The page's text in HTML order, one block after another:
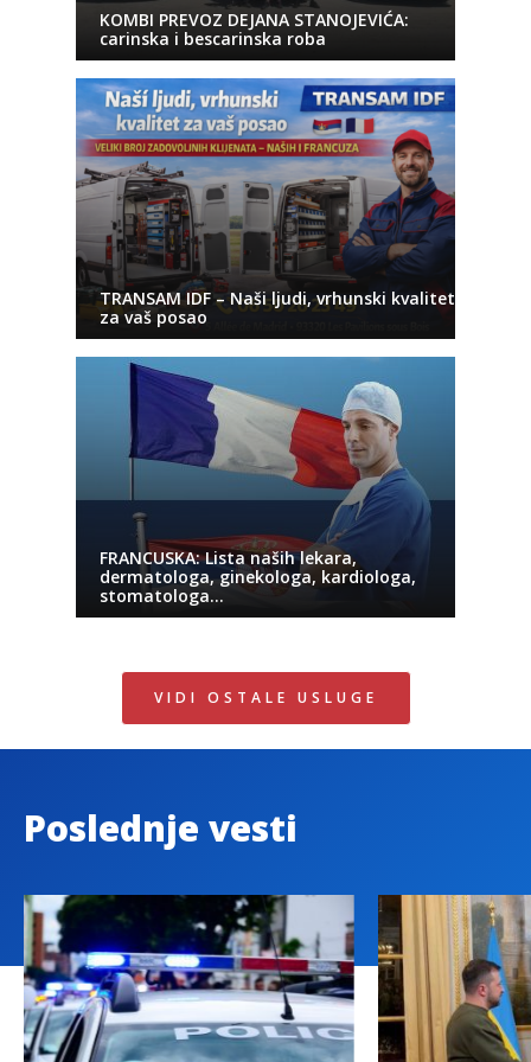
KOMBI PREVOZ DEJANA STANOJEVIĆA:
carinska i bescarinska roba
TRANSAM IDF – Naši ljudi, vrhunski kvalitet
za vaš posao
FRANCUSKA: Lista naših lekara,
dermatologa, ginekologa, kardiologa,
stomatologa…
VIDI OSTALE USLUGE
Poslednje vesti